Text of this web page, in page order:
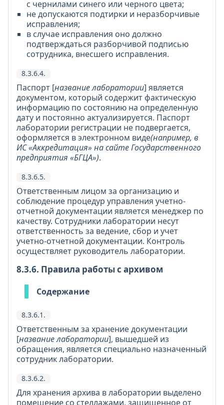
с чернилами синего или черного цвета;
не допускаются подтирки и неразборчивые
исправления;
в случае исправления оно должно
подтверждаться разборчивой подписью
сотрудника, внесшего исправления.
8.3.6.4.
Паспорт [название лаборатории] является
документом, который содержит фактическую
информацию по состоянию на определенную
дату и постоянно актуализируется. Паспорт
лаборатории регистрации не подвергается,
оформляется в электронном виде(например, в
ИС «Аккредитация» на сайте Государственного
предприятия «БГЦА»).
8.3.6.5.
Ответственным лицом за организацию и
соблюдение процедур управления учетно-
отчетной документации является менеджер по
качеству. Сотрудники лаборатории несут
ответственность за ведение, сбор и учет
учетно-отчетной документации. Контроль
осуществляет руководитель лаборатории.
8.3.6. Правила работы с архивом
Содержание
8.3.6.1.
Ответственным за хранение документации
[название лаборатории], вышедшей из
обращения, является специально назначенный
сотрудник лаборатории.
8.3.6.2.
Для хранения архива в лаборатории выделено
помещение со стеллажами, защищенное от